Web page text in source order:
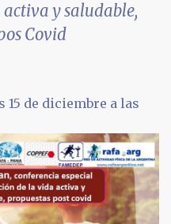
y saludable,
Covid
de diciembre a las